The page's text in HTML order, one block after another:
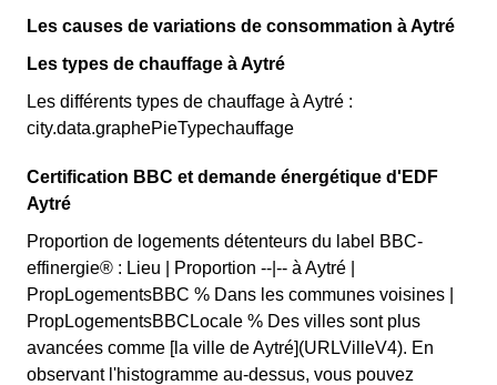
Les causes de variations de consommation à Aytré
Les types de chauffage à Aytré
Les différents types de chauffage à Aytré :
city.data.graphePieTypechauffage
Certification BBC et demande énergétique d'EDF
Aytré
Proportion de logements détenteurs du label BBC-
effinergie® : Lieu | Proportion --|-- à Aytré |
PropLogementsBBC % Dans les communes voisines |
PropLogementsBBCLocale % Des villes sont plus
avancées comme [la ville de Aytré](URLVilleV4). En
observant l'histogramme au-dessus, vous pouvez